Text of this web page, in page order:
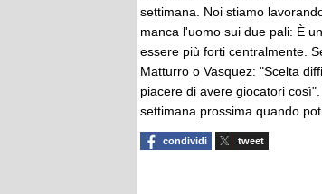
settimana. Noi stiamo
manca l'uomo sui due pali: È
essere più forti centralmente.
Matturro o Vasquez: "Scelta
piacere di avere giocatori
settimana prossima quando
condividi tweet